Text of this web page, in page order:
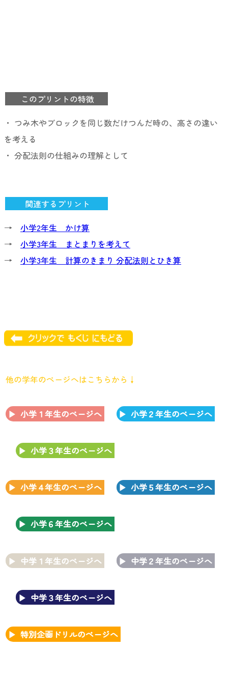
このプリントの特徴
・ つみ木やブロックを同じ数だけつんだ時の、高さの違い
を考える
・ 分配法則の仕組みの理解として
関連するプリント
→ 小学2年生 かけ算
→ 小学3年生 まとまりを考えて
→ 小学3年生 計算のきまり 分配法則とひき算
他の学年のページへはこちらから↓
小学１年生のページへ 小学２年生のページへ
小学３年生のページへ
小学４年生のページへ 小学５年生のページへ
小学６年生のページへ
中学１年生のページへ 中学２年生のページへ
中学３年生のページへ
特別企画ドリルのページへ